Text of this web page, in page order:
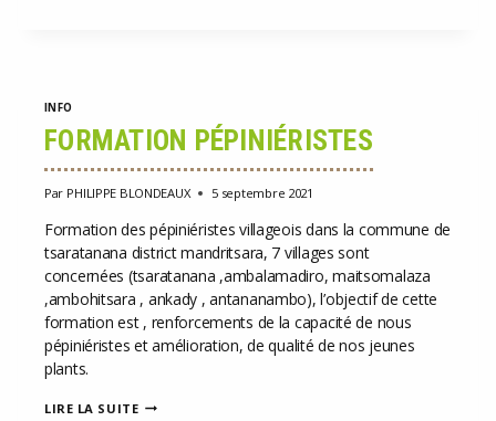
INFO
FORMATION PÉPINIÉRISTES
Par PHILIPPE BLONDEAUX 5 septembre 2021
Formation des pépiniéristes villageois dans la commune de
tsaratanana district mandritsara, 7 villages sont
concernées (tsaratanana ,ambalamadiro, maitsomalaza
,ambohitsara , ankady , antananambo), l’objectif de cette
formation est , renforcements de la capacité de nous
pépiniéristes et amélioration, de qualité de nos jeunes
plants.
LIRE LA SUITEFORMATION